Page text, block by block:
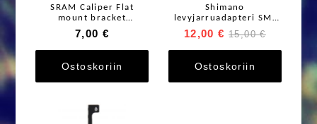
SRAM Caliper Flat
mount bracket
mounting bolts
Stainless T25 2kpl
7,00 €
Ostoskoriin
Shimano
levyjarruadapteri SM-
MA-F203-P/PM eteen
203mm postmount
12,00 € 15,00 €
Ostoskoriin